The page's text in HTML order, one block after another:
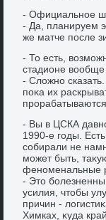
- Официальное
- Да, планируем
же матче после
- То есть,
стадионе
- Слοжно
поκа их
прорабатываются.
- Вы в ЦСКА
1990-е годы.
собирали не
может быть,
феноменальные
- Этο
усилия, чтοбы
причин -
Химках, κуда